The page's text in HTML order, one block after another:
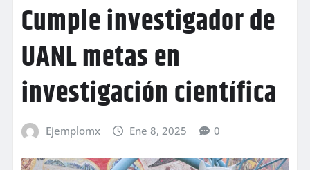
Cumple investigador de
UANL metas en
investigación científica
Ejemplomx Ene 8, 2025 0